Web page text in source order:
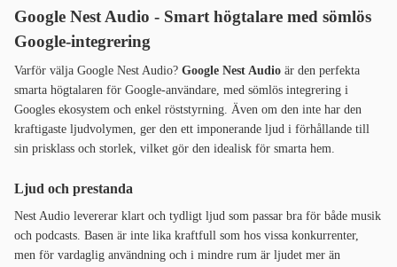
Google Nest Audio - Smart högtalare med sömlös
Google-integrering
Varför välja Google Nest Audio? Google Nest Audio är den perfekta
smarta högtalaren för Google-användare, med sömlös integrering i
Googles ekosystem och enkel röststyrning. Även om den inte har den
kraftigaste ljudvolymen, ger den ett imponerande ljud i förhållande till
sin prisklass och storlek, vilket gör den idealisk för smarta hem.
Ljud och prestanda
Nest Audio levererar klart och tydligt ljud som passar bra för både musik
och podcasts. Basen är inte lika kraftfull som hos vissa konkurrenter,
men för vardaglig användning och i mindre rum är ljudet mer än